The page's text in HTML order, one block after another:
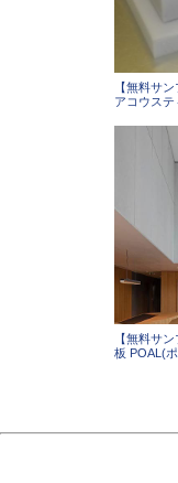
【無料サ
アコウス
【無料サ
板 POAL(